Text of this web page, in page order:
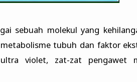
sebuah molekul yang
tubuh dan faktor
violet, zat-zat pengawet